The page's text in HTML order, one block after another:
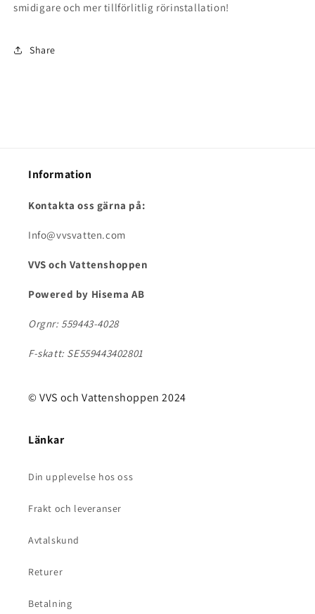
smidigare och mer tillförlitlig rörinstallation!
Share
Information
Kontakta oss gärna på:
Info@vvsvatten.com
VVS och Vattenshoppen
Powered by Hisema AB
Orgnr: 559443-4028
F-skatt: SE559443402801
© VVS och Vattenshoppen 2024
Länkar
Din upplevelse hos oss
Frakt och leveranser
Avtalskund
Returer
Betalning